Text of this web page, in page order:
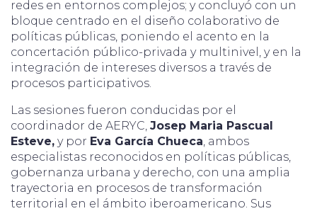
redes en entornos complejos; y concluyó con un
bloque centrado en el diseño colaborativo de
políticas públicas, poniendo el acento en la
concertación público-privada y multinivel, y en la
integración de intereses diversos a través de
procesos participativos.
Las sesiones fueron conducidas por el
coordinador de AERYC, Josep Maria Pascual
Esteve, y por Eva García Chueca, ambos
especialistas reconocidos en políticas públicas,
gobernanza urbana y derecho, con una amplia
trayectoria en procesos de transformación
territorial en el ámbito iberoamericano. Sus